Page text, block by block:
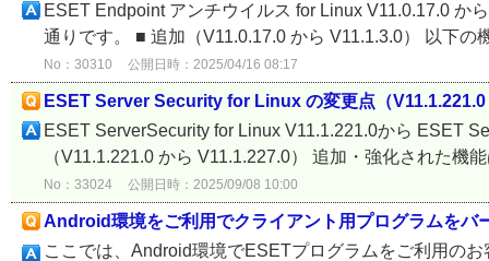
ESET Endpoint アンチウイルス for Linux V11.0.17.0 か
通りです。 ■ 追加（V11.0.17.0 から V11.1.3.0） 以下
No：30310 公開日時：2025/04/16 08:17
ESET Server Security for Linux の変更点（
ESET ServerSecurity for Linux V11.1.221.0から ESET
（V11.1.221.0 から V11.1.227.0） 追加・強化された機
No：33024 公開日時：2025/09/08 10:00
Android環境をご利用でクライアント用プログラムをバ
ここでは、Android環境でESETプログラムをご利用の